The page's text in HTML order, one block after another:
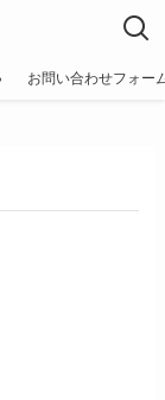
お問い合わせフォー